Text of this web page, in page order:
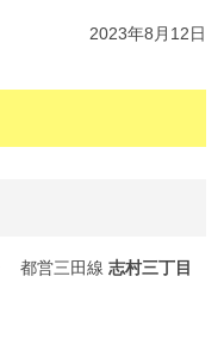
2023年8月12日
都営三田線 志村三丁目